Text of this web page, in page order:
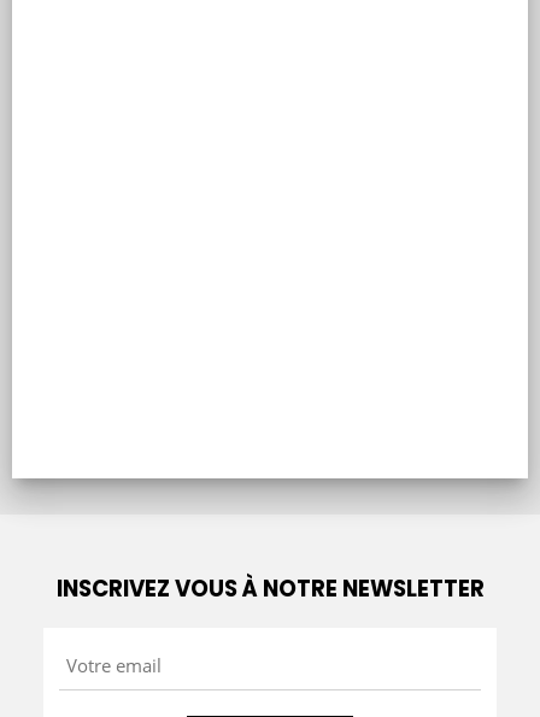
INSCRIVEZ VOUS À NOTRE NEWSLETTER